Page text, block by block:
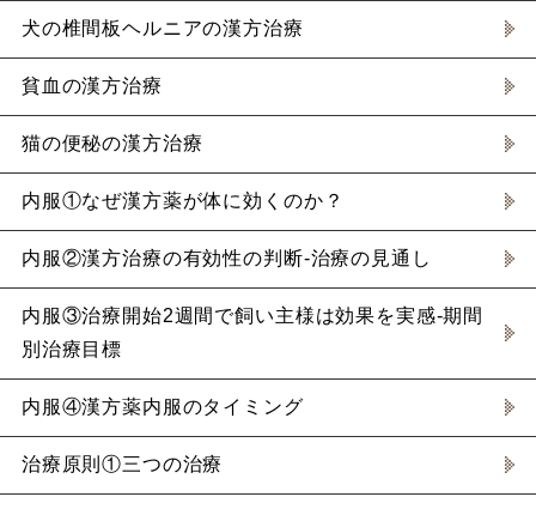
犬の椎間板ヘルニアの漢方治療
貧血の漢方治療
猫の便秘の漢方治療
内服①なぜ漢方薬が体に効くのか？
内服②漢方治療の有効性の判断-治療の見通し
内服③治療開始2週間で飼い主様は効果を実感-期間
別治療目標
内服④漢方薬内服のタイミング
治療原則①三つの治療